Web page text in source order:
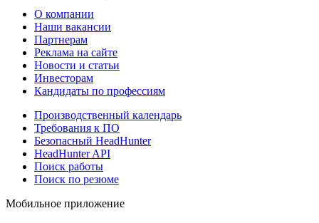
О компании
Наши вакансии
Партнерам
Реклама на сайте
Новости и статьи
Инвесторам
Кандидаты по профессиям
Производственный календарь
Требования к ПО
Безопасный HeadHunter
HeadHunter API
Поиск работы
Поиск по резюме
Мобильное приложение